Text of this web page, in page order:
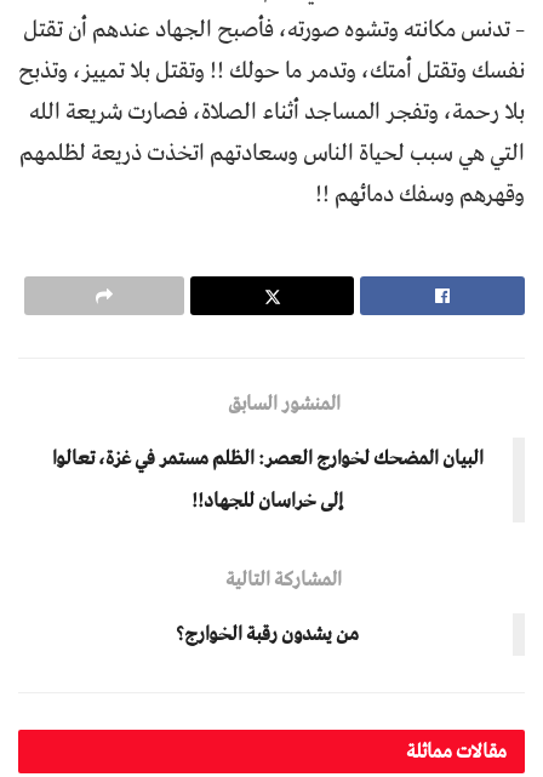
– تدنس مكانته وتشوه صورته، فأصبح الجهاد عندهم أن تقتل
نفسك وتقتل أمتك، وتدمر ما حولك !! وتقتل بلا تمييز، وتذبح
بلا رحمة، وتفجر المساجد أثناء الصلاة، فصارت شريعة الله
التي هي سبب لحياة الناس وسعادتهم اتخذت ذريعة لظلمهم
وقهرهم وسفك دمائهم !!
المنشور السابق
البيان المضحك لخوارج العصر: الظلم مستمر في غزة، تعالوا
إلى خراسان للجهاد!!
المشاركة التالية
من یشدون رقبة الخوارج؟
مقالات مماثلة